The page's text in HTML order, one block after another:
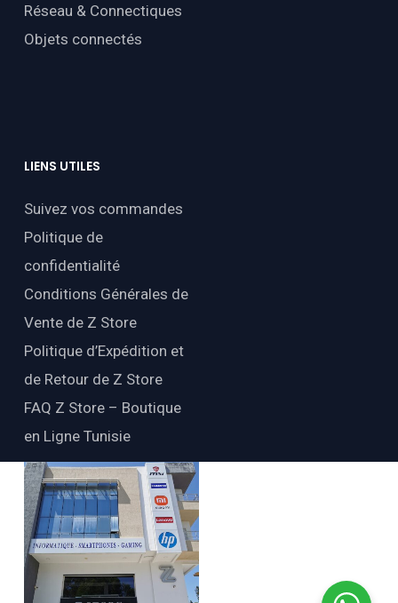
Réseau & Connectiques
Objets connectés
LIENS UTILES
Suivez vos commandes
Politique de
confidentialité
Conditions Générales de
Vente de Z Store
Politique d’Expédition et
de Retour de Z Store
FAQ Z Store – Boutique
en Ligne Tunisie